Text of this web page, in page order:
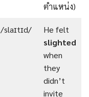
ตำแหน่ง)
/slaɪtɪd/
He felt
slighted
when
they
didn’t
invite